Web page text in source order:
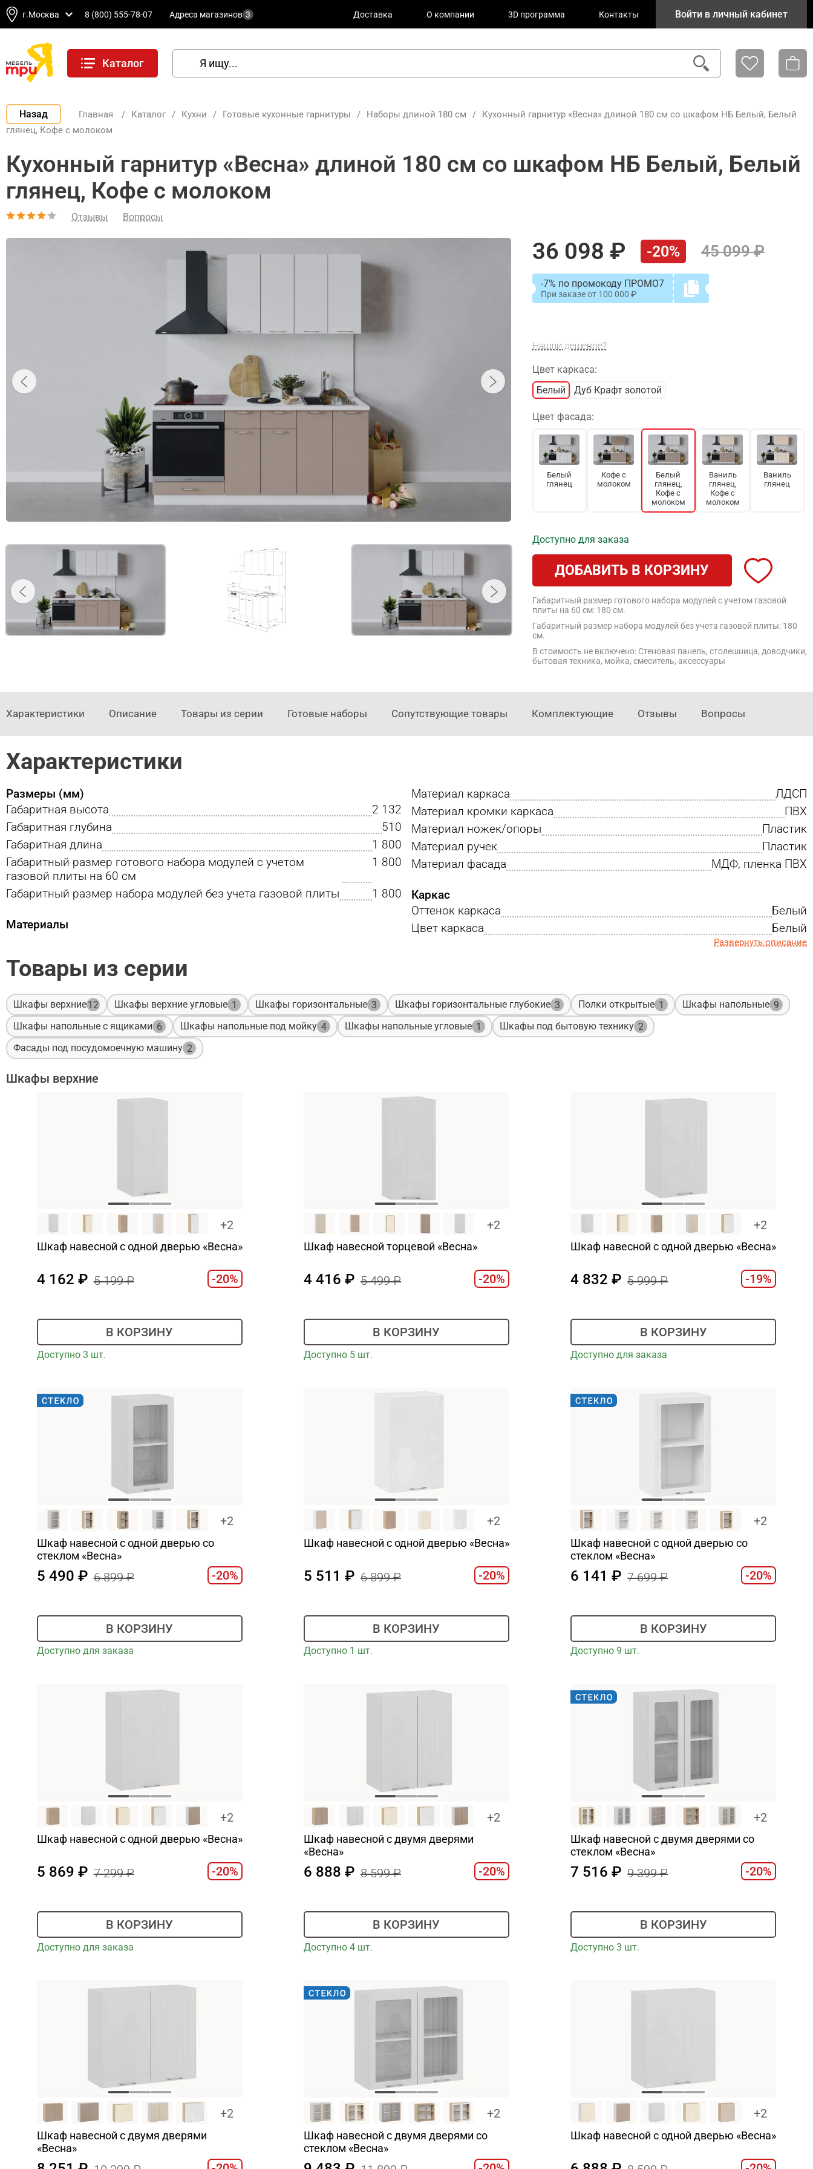
г.Москва 8 (800) 555-78-07 Адреса магазинов 3 Доставка О компании 3D программа Контакты Войти в личный кабинет
Каталог
Назад Главная / Каталог / Кухни / Готовые кухонные гарнитуры / Наборы длиной 180 см /
Кухонный гарнитур «Весна» длиной 180 см со шкафом НБ Белый, Белый
глянец, Кофе с молоком
Кухонный гарнитур «Весна» длиной 180 см со шкафом НБ Белый, Белый
глянец, Кофе с молоком
Отзывы Вопросы
36 098 -20% 45 099
-7% по промокоду ПРОМО7
При заказе от 100 000
Нашли дешевле?
Цвет каркаса:
Белый
Дуб Крафт золотой
Цвет фасада:
Белый
глянец
Кофе с
молоком
Белый
глянец,
Кофе с
молоком
Ваниль
глянец,
Кофе с
молоком
Ваниль
глянец
Доступно для заказа
ДОБАВИТЬ В КОРЗИНУ
Габаритный размер готового набора модулей с учетом газовой
плиты на 60 см: 180 см.
Габаритный размер набора модулей без учета газовой плиты: 180
см.
В стоимость не включено: Стеновая панель, столешница, доводчики,
бытовая техника, мойка, смеситель, аксессуары
Характеристики Описание Товары из серии Готовые наборы Сопутствующие товары Комплектующие Отзывы Вопросы
Характеристики
Размеры (мм)
Габаритная высота
2 132
Габаритная глубина
510
Габаритная длина
1 800
Габаритный размер готового набора модулей с учетом
газовой плиты на 60 см
1 800
Габаритный размер набора модулей без учета газовой плиты 1 800
Материалы
Материал каркаса
ЛДСП
Материал кромки каркаса
ПВХ
Материал ножек/опоры
Пластик
Материал ручек
Пластик
Материал фасада
МДФ, пленка ПВХ
Каркас
Оттенок каркаса
Белый
Цвет каркаса
Белый
Развернуть описание
Товары из серии
Шкафы верхние12 Шкафы верхние угловые 1 Шкафы горизонтальные 3 Шкафы горизонтальные глубокие 3 Полки открытые 1 Шкафы напольные 9
Шкафы напольные с ящиками 6 Шкафы напольные под мойку 4 Шкафы напольные угловые 1 Шкафы под бытовую технику 2
Фасады под посудомоечную машину 2
Шкафы верхние
+2
Шкаф навесной c одной дверью «Весна»
4 162 5 199 -20%
В КОРЗИНУ
Доступно 3 шт.
+2
Шкаф навесной торцевой «Весна»
4 416 5 499 -20%
В КОРЗИНУ
Доступно 5 шт.
+2
Шкаф навесной c одной дверью «Весна»
4 832 5 999 -19%
В КОРЗИНУ
Доступно для заказа
+2
Шкаф навесной c одной дверью со
стеклом «Весна»
5 490 6 899 -20%
В КОРЗИНУ
Доступно для заказа
+2
Шкаф навесной c одной дверью «Весна»
5 511 6 899 -20%
В КОРЗИНУ
Доступно 1 шт.
+2
Шкаф навесной c одной дверью со
стеклом «Весна»
6 141 7 699 -20%
В КОРЗИНУ
Доступно 9 шт.
+2
Шкаф навесной c одной дверью «Весна»
5 869 7 299 -20%
В КОРЗИНУ
Доступно для заказа
+2
Шкаф навесной c двумя дверями
«Весна»
6 888 8 599 -20%
В КОРЗИНУ
Доступно 4 шт.
+2
Шкаф навесной c двумя дверями со
стеклом «Весна»
7 516 9 399 -20%
В КОРЗИНУ
Доступно 3 шт.
+2
Шкаф навесной c двумя дверями
«Весна»
+2
Шкаф навесной c двумя дверями со
стеклом «Весна»
+2
Шкаф навесной с одной дверью «Весна»